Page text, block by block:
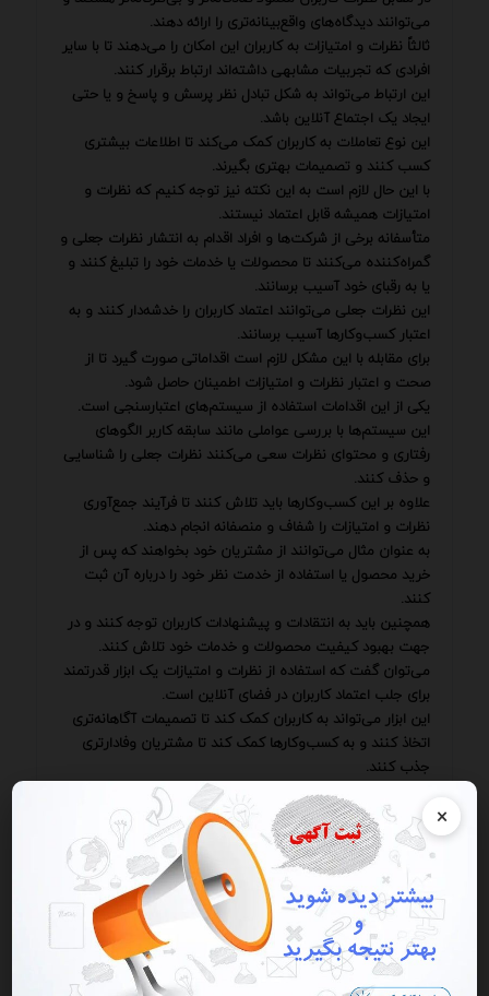
×
می‌توانند دیدگاه‌های واقع‌بینانه‌تری را ارائه دهند.
ثالثاً نظرات و امتیازات به کاربران این امکان را می‌دهند تا با سایر
افرادی که تجربیات مشابهی داشته‌اند ارتباط برقرار کنند.
این ارتباط می‌تواند به شکل تبادل نظر پرسش و پاسخ و یا حتی
ایجاد یک اجتماع آنلاین باشد.
این نوع تعاملات به کاربران کمک می‌کند تا اطلاعات بیشتری
کسب کنند و تصمیمات بهتری بگیرند.
با این حال لازم است به این نکته نیز توجه کنیم که نظرات و
امتیازات همیشه قابل اعتماد نیستند.
متأسفانه برخی از شرکت‌ها و افراد اقدام به انتشار نظرات جعلی و
گمراه‌کننده می‌کنند تا محصولات یا خدمات خود را تبلیغ کنند و
یا به رقبای خود آسیب برسانند.
این نظرات جعلی می‌توانند اعتماد کاربران را خدشه‌دار کنند و به
اعتبار کسب‌وکارها آسیب برسانند.
برای مقابله با این مشکل لازم است اقداماتی صورت گیرد تا از
صحت و اعتبار نظرات و امتیازات اطمینان حاصل شود.
یکی از این اقدامات استفاده از سیستم‌های اعتبارسنجی است.
این سیستم‌ها با بررسی عواملی مانند سابقه کاربر الگوهای
رفتاری و محتوای نظرات سعی می‌کنند نظرات جعلی را شناسایی
و حذف کنند.
علاوه بر این کسب‌وکارها باید تلاش کنند تا فرآیند جمع‌آوری
نظرات و امتیازات را شفاف و منصفانه انجام دهند.
به عنوان مثال می‌توانند از مشتریان خود بخواهند که پس از
خرید محصول یا استفاده از خدمت نظر خود را درباره آن ثبت
کنند.
همچنین باید به انتقادات و پیشنهادات کاربران توجه کنند و در
جهت بهبود کیفیت محصولات و خدمات خود تلاش کنند.
می‌توان گفت که استفاده از نظرات و امتیازات یک ابزار قدرتمند
برای جلب اعتماد کاربران در فضای آنلاین است.
این ابزار می‌تواند به کاربران کمک کند تا تصمیمات آگاهانه‌تری
اتخاذ کنند و به کسب‌وکارها کمک کند تا مشتریان وفادارتری
جذب کنند.
با این حال لازم است به این نکته توجه کنیم که نظرات و
امتیازات همیشه قابل اعتماد نیستند و باید با احتیاط و دقت
مورد بررسی قرار گیرند.
برای بهره‌گیری مؤثر از نظرات و امتیازات کسب‌وکارها باید به چند
نکته کلیدی توجه کنند جمع‌آوری فعالانه نظرات
📢 ثبت آگهی در سامانه